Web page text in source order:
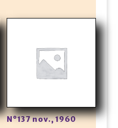
N°137 nov., 1960